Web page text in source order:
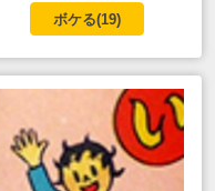
ボケる(19)